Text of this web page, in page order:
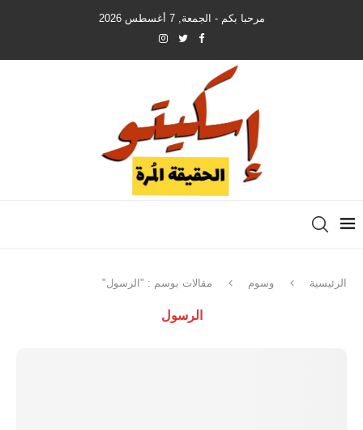
مرحبا بكم - الجمعة, 7 أغسطس 2026
الرئيسية وسوم مقالات بوسم : "الرسول"
الرسول